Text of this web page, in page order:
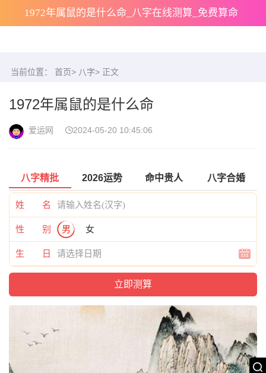
1972年属鼠的是什么命_八字在线测算_免费算命
当前位置： 首页> 八字> 正文
1972年属鼠的是什么命
爱运网 2024-05-20 10:45:06
八字精批 2026运势 命中贵人 八字合婚
姓 名
性 别 男 女
生 日